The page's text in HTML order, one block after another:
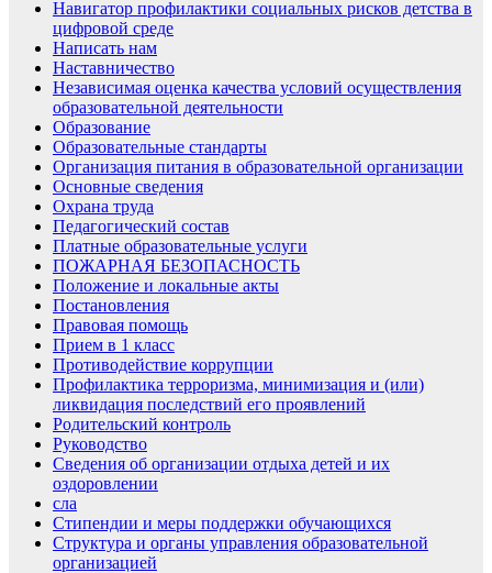
Навигатор профилактики социальных рисков детства в
цифровой среде
Написать нам
Наставничество
Независимая оценка качества условий осуществления
образовательной деятельности
Образование
Образовательные стандарты
Организация питания в образовательной организации
Основные сведения
Охрана труда
Педагогический состав
Платные образовательные услуги
ПОЖАРНАЯ БЕЗОПАСНОСТЬ
Положение и локальные акты
Постановления
Правовая помощь
Прием в 1 класс
Противодействие коррупции
Профилактика терроризма, минимизация и (или)
ликвидация последствий его проявлений
Родительский контроль
Руководство
Сведения об организации отдыха детей и их
оздоровлении
сла
Стипендии и меры поддержки обучающихся
Структура и органы управления образовательной
организацией